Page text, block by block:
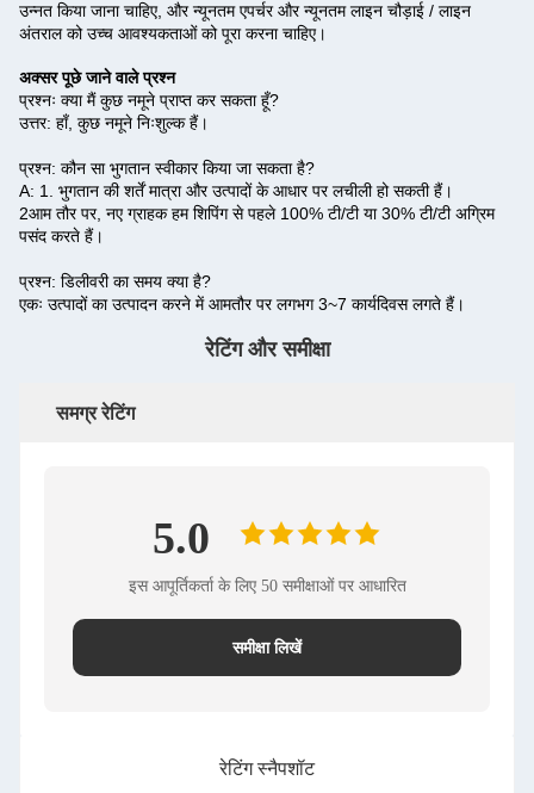
उन्नत किया जाना चाहिए, और न्यूनतम एपर्चर और न्यूनतम लाइन चौड़ाई / लाइन
अंतराल को उच्च आवश्यकताओं को पूरा करना चाहिए।
अक्सर पूछे जाने वाले प्रश्न
प्रश्नः क्या मैं कुछ नमूने प्राप्त कर सकता हूँ?
उत्तर: हाँ, कुछ नमूने निःशुल्क हैं।
प्रश्न: कौन सा भुगतान स्वीकार किया जा सकता है?
A: 1. भुगतान की शर्तें मात्रा और उत्पादों के आधार पर लचीली हो सकती हैं।
2आम तौर पर, नए ग्राहक हम शिपिंग से पहले 100% टी/टी या 30% टी/टी अग्रिम
पसंद करते हैं।
प्रश्न: डिलीवरी का समय क्या है?
एकः उत्पादों का उत्पादन करने में आमतौर पर लगभग 3~7 कार्यदिवस लगते हैं।
रेटिंग और समीक्षा
समग्र रेटिंग
5.0
इस आपूर्तिकर्ता के लिए 50 समीक्षाओं पर आधारित
समीक्षा लिखें
रेटिंग स्नैपशॉट